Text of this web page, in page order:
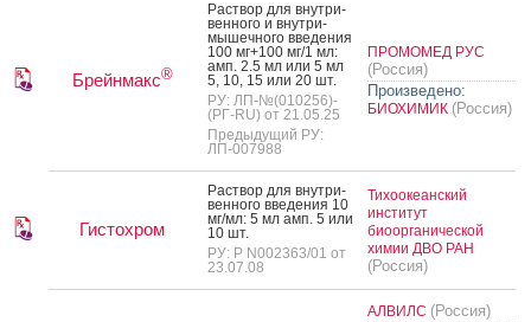
Брейнмакс®
Рас­твор для внут­ри­
вен­но­го и внут­ри­
мышеч­но­го вве­дения
100 мг+100 мг/1 мл:
амп. 2.5 мл или 5 мл
5, 10, 15 или 20 шт.
РУ: ЛП-№(010256)-
(РГ-RU) от 21.05.25
Предыдущий РУ:
ЛП-007988
ПРОМОМЕД РУС
(Россия)
Произведено:
БИОХИМИК (Россия)
Гистохром
Рас­твор для внут­ри­
вен­но­го вве­дения 10
мг/мл: 5 мл амп. 5 или
10 шт.
РУ: Р N002363/01 от
23.07.08
Тихоокеанский
институт
биоорганической
химии ДВО РАН
(Россия)
АЛВИЛС (Россия)